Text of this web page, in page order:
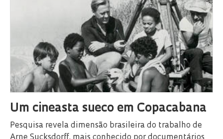
Um cineasta sueco em Copacabana
Pesquisa revela dimensão brasileira do trabalho de